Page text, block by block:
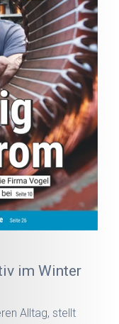
im Winter
Alltag, stellt